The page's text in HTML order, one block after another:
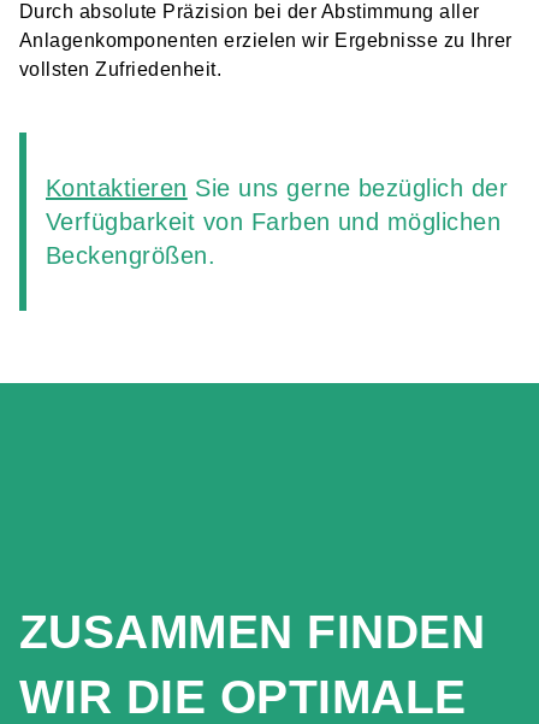
Durch absolute Präzision bei der Abstimmung aller
Anlagenkomponenten erzielen wir Ergebnisse zu Ihrer
vollsten Zufriedenheit.
Kontaktieren Sie uns gerne bezüglich der
Verfügbarkeit von Farben und möglichen
Beckengrößen.
ZUSAMMEN FINDEN
WIR DIE OPTIMALE